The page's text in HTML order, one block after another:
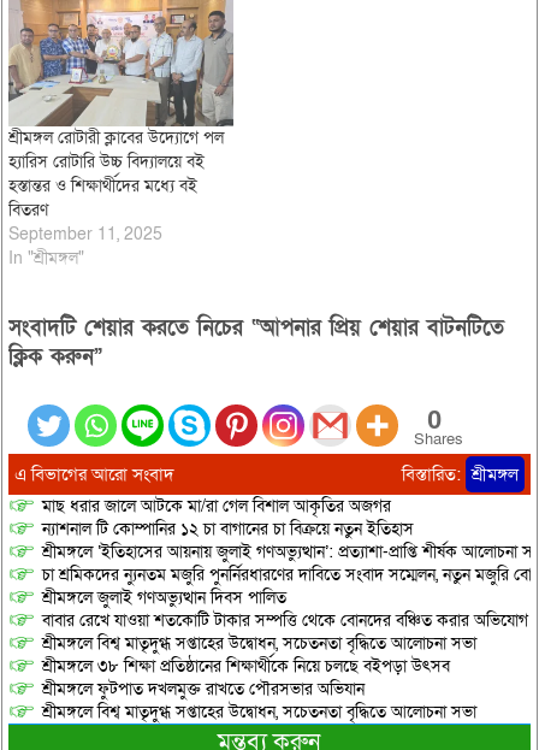
শ্রীমঙ্গল রোটারী ক্লাবের উদ্যোগে পল
হ্যারিস রোটারি উচ্চ বিদ্যালয়ে বই
হস্তান্তর ও শিক্ষার্থীদের মধ্যে বই
বিতরণ
September 11, 2025
In "শ্রীমঙ্গল"
সংবাদটি শেয়ার করতে নিচের “আপনার প্রিয় শেয়ার বাটনটিতে
ক্লিক করুন”
0
Shares
এ বিভাগের আরো সংবাদ বিস্তারিত: শ্রীমঙ্গল
মাছ ধরার জালে আটকে মা/রা গেল বিশাল আকৃতির অজগর
ন্যাশনাল টি কোম্পানির ১২ চা বাগানের চা বিক্রয়ে নতুন ইতিহাস
শ্রীমঙ্গলে ‘ইতিহাসের আয়নায় জুলাই গণঅভ্যুত্থান’: প্রত্যাশা-প্রাপ্তি শীর্ষক আলোচনা
চা শ্রমিকদের ন্যুনতম মজুরি পুনর্নিরধারণের দাবিতে সংবাদ সম্মেলন, নতুন মজুরি
শ্রীমঙ্গলে জুলাই গণঅভ্যুত্থান দিবস পালিত
বাবার রেখে যাওয়া শতকোটি টাকার সম্পত্তি থেকে বোনদের বঞ্চিত করার অভিযোগ
শ্রীমঙ্গলে বিশ্ব মাতৃদুগ্ধ সপ্তাহের উদ্বোধন, সচেতনতা বৃদ্ধিতে আলোচনা সভা
শ্রীমঙ্গলে ৩৮ শিক্ষা প্রতিষ্ঠানের শিক্ষার্থীকে নিয়ে চলছে বইপড়া উৎসব
শ্রীমঙ্গলে ফুটপাত দখলমুক্ত রাখতে পৌরসভার অভিযান
শ্রীমঙ্গলে বিশ্ব মাতৃদুগ্ধ সপ্তাহের উদ্বোধন, সচেতনতা বৃদ্ধিতে আলোচনা সভা
মন্তব্য করুন